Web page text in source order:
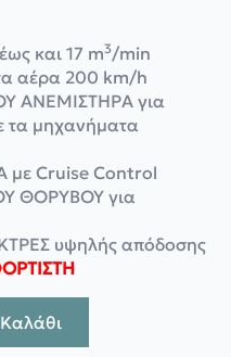
και 17 m3/min
αέρα 200 km/h
ΑΝΕΜΙΣΤΗΡΑ για
τα μηχανήματα
Cruise Control
ΘΟΡΥΒΟΥ για
υψηλής απόδοσης